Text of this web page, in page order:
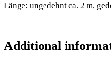
Länge: ungedehnt ca. 2 m,
Additional